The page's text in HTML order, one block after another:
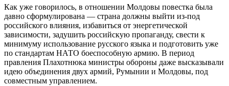
Как уже говорилось, в отношении Молдовы повестка была
давно сформулирована — страна должны выйти из-под
российского влияния, избавиться от энергетической
зависимости, задушить российскую пропаганду, свести к
минимуму использование русского языка и подготовить уже
по стандартам НАТО боеспособную армию. В период
правления Плахотнюка министры обороны даже высказывали
идею объединения двух армий, Румынии и Молдовы, под
совместным управлением.